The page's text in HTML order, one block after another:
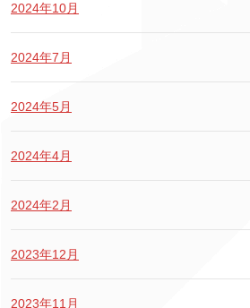
2024年10月
2024年7月
2024年5月
2024年4月
2024年2月
2023年12月
2023年11月